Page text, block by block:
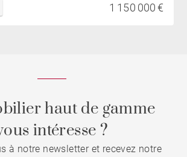
1 150 000 €
haut de gamme
intéresse ?
à notre newsletter et recevez notre